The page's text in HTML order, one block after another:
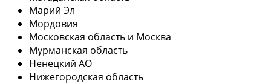
Марий Эл
Мордовия
Московская область и Москва
Мурманская область
Ненецкий АО
Нижегородская область